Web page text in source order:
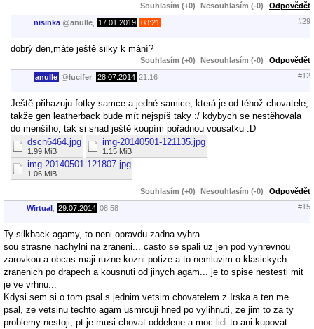
Souhlasím (+0) Nesouhlasím (-0) Odpovědět
nisinka @anulle 17.01.2019 08:21 #29
dobrý den,máte ještě silky k mání?
Souhlasím (+0) Nesouhlasím (-0) Odpovědět
anulle @ lucifer 28.07.2014 21:16 #12
Ještě přihazuju fotky samce a jedné samice, která je od téhož chovatele,
takže gen leatherback bude mít nejspíš taky :/ kdybych se nestěhovala
do menšího, tak si snad ještě koupím pořádnou vousatku :D
dscn6464.jpg
1.99 MiB
img-20140501-121135.jpg
1.15 MiB
img-20140501-121807.jpg
1.06 MiB
Souhlasím (+0) Nesouhlasím (-0) Odpovědět
Wirtual , 29.07.2014 08:58 #15
Ty silkback agamy, to neni opravdu zadna vyhra...
sou strasne nachylni na zraneni... casto se spali uz jen pod vyhrevnou
zarovkou a obcas maji ruzne kozni potize a to nemluvim o klasickych
zranenich po drapech a kousnuti od jinych agam... je to spise nestesti mit
je ve vrhnu...
Kdysi sem si o tom psal s jednim vetsim chovatelem z Irska a ten me
psal, ze vetsinu techto agam usmrcuji hned po vylihnuti, ze jim to za ty
problemy nestoji, pt je musi chovat oddelene a moc lidi to ani kupovat